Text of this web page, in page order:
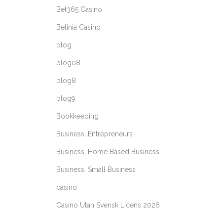
Bet365 Casino
Betinia Casino
blog
blog08
blog8
blog9
Bookkeeping
Business, Entrepreneurs
Business, Home Based Business
Business, Small Business
casino
Casino Utan Svensk Licens 2026